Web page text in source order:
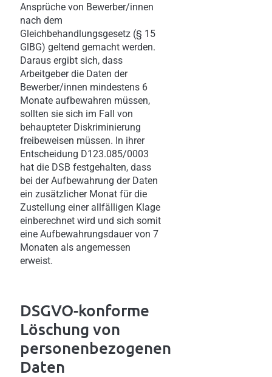
Ansprüche von Bewerber/innen
nach dem
Gleichbehandlungsgesetz (§ 15
GlBG) geltend gemacht werden.
Daraus ergibt sich, dass
Arbeitgeber die Daten der
Bewerber/innen mindestens 6
Monate aufbewahren müssen,
sollten sie sich im Fall von
behaupteter Diskriminierung
freibeweisen müssen. In ihrer
Entscheidung D123.085/0003
hat die DSB festgehalten, dass
bei der Aufbewahrung der Daten
ein zusätzlicher Monat für die
Zustellung einer allfälligen Klage
einberechnet wird und sich somit
eine Aufbewahrungsdauer von 7
Monaten als angemessen
erweist.
DSGVO-konforme
Löschung von
personenbezogenen
Daten